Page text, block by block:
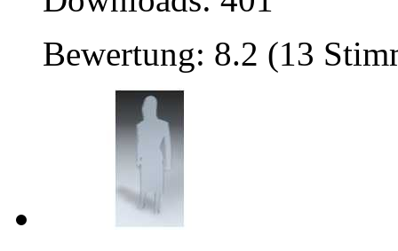
Bewertung: 8.2 (13